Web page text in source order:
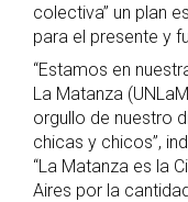
colectiva” un plan
para el presente y
“Estamos en
La Matanza
orgullo de nuestro
chicas y chicos”,
“La Matanza es la
Aires por la